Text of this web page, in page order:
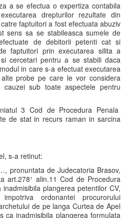
a se efectua o expertiza contabila
drepturilor rezultate din
faptuitori a fost efectuata abuziv
sens sa se stabileasca sumele de
de debitorii petenti cat si
faptuitori prin executarea silita a
cercetari pentru a se stabili daca
in care s-a efectuat executarea
probe pe care le vor considera
cauzei sub toate aspectele pentru
3 Cod de Procedura Penala
de stat in recurs raman in sarcina
s-a retinut:
pronuntata de Judecatoria Brasov,
alin.11 Cod de Procedura
plangerea petentilor CV,
ordonantei procurorului
de pe langa Curtea de Apel
ca inadmisibila plangerea formulata